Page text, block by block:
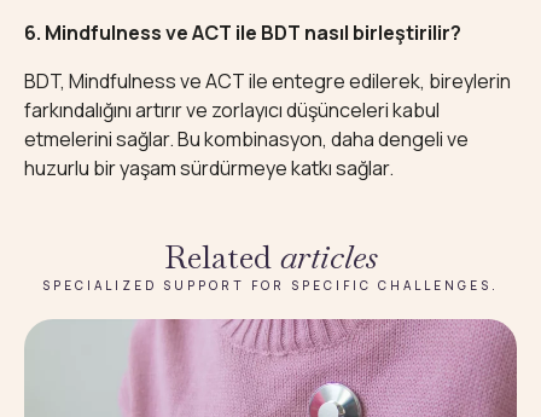
6. Mindfulness ve ACT ile BDT nasıl birleştirilir?
BDT, Mindfulness ve ACT ile entegre edilerek, bireylerin
farkındalığını artırır ve zorlayıcı düşünceleri kabul
etmelerini sağlar. Bu kombinasyon, daha dengeli ve
huzurlu bir yaşam sürdürmeye katkı sağlar.
Related articles
SPECIALIZED SUPPORT FOR SPECIFIC CHALLENGES.